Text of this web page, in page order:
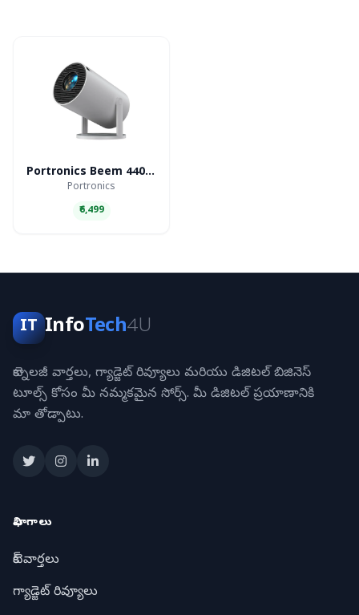
Portronics Beem 440 Smart LED Projector
Portronics
₹6,499
IT InfoTech4U
టెక్నాలజీ వార్తలు, గ్యాడ్జెట్ రివ్యూలు మరియు డిజిటల్ బిజినెస్
టూల్స్ కోసం మీ నమ్మకమైన సోర్స్. మీ డిజిటల్ ప్రయాణానికి
మా తోడ్పాటు.
విభాగాలు
టెక్ వార్తలు
గ్యాడ్జెట్ రివ్యూలు